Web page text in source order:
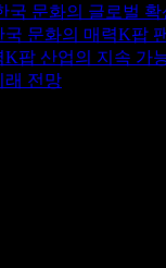
국 문화의 글로벌 확
문화의 매력K팝
K팝 산업의 지속 가
래 전망